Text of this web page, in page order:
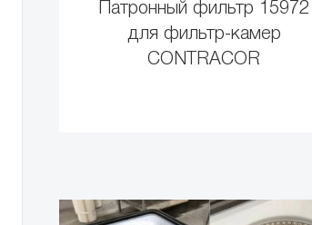
Патронный фильтр 15972
для фильтр-камер
CONTRACOR